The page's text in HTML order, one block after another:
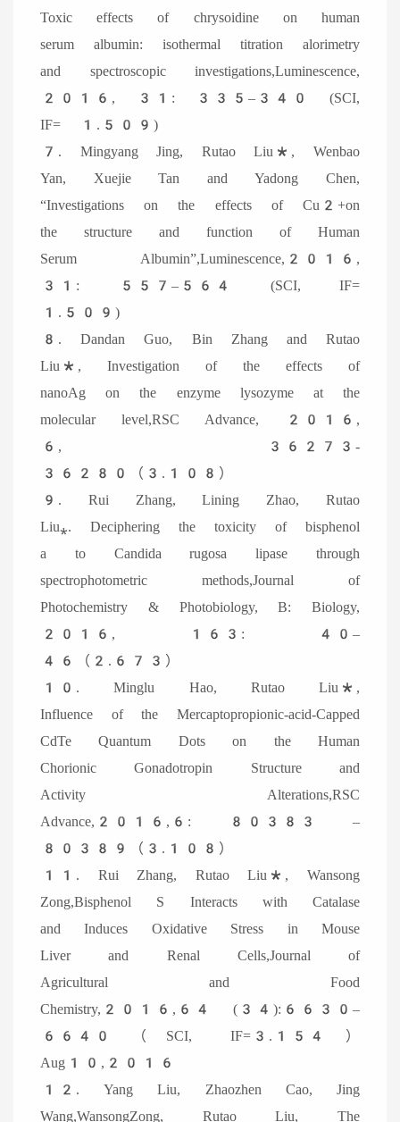
Toxic effects of chrysoidine on human
serum albumin: isothermal titration alorimetry
and spectroscopic investigations,Luminescence,
2016, 31: 335–340 (SCI,
IF= 1.509)
7. Mingyang Jing, Rutao Liu*, Wenbao
Yan, Xuejie Tan and Yadong Chen,
“Investigations on the effects of Cu2+on
the structure and function of Human
Serum Albumin”,Luminescence,2016,
31: 557–564 (SCI, IF=
1.509)
8. Dandan Guo, Bin Zhang and Rutao
Liu*, Investigation of the effects of
nanoAg on the enzyme lysozyme at the
molecular level,RSC Advance, 2016,
6, 36273-
36280（3.108）
9. Rui Zhang, Lining Zhao, Rutao
Liu⁎. Deciphering the toxicity of bisphenol
a to Candida rugosa lipase through
spectrophotometric methods,Journal of
Photochemistry & Photobiology, B: Biology,
2016, 163: 40–
46（2.673）
10. Minglu Hao, Rutao Liu*,
Influence of the Mercaptopropionic-acid-Capped
CdTe Quantum Dots on the Human
Chorionic Gonadotropin Structure and
Activity Alterations,RSC
Advance,2016,6: 80383 –
80389（3.108）
11. Rui Zhang, Rutao Liu*, Wansong
Zong,Bisphenol S Interacts with Catalase
and Induces Oxidative Stress in Mouse
Liver and Renal Cells,Journal of
Agricultural and Food
Chemistry,2016,64 (34):6630–
6640（SCI, IF=3.154）
Aug10,2016
12. Yang Liu, Zhaozhen Cao, Jing
Wang,WansongZong, Rutao Liu, The